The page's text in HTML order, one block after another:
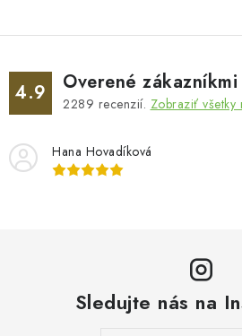
4.9 Overené zákazníkmi
2289 recenzií. Zobraziť všetky
Hana Hovadíková
Sledujte nás na